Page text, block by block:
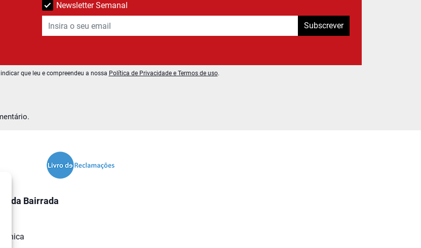
Newsletter Semanal
Subscrever
que leu e compreendeu a nossa Política de Privacidade e Termos de uso.
da Bairrada